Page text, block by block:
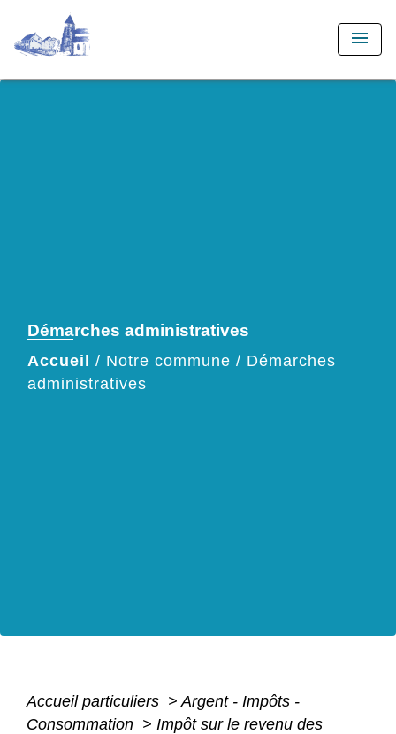
menu
Démarches administratives
Accueil / Notre commune / Démarches
administratives
Accueil particuliers > Argent - Impôts -
Consommation > Impôt sur le revenu des